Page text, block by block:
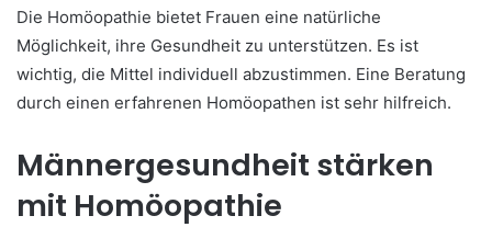
Die Homöopathie bietet Frauen eine natürliche
Möglichkeit, ihre Gesundheit zu unterstützen. Es ist
wichtig, die Mittel individuell abzustimmen. Eine Beratung
durch einen erfahrenen Homöopathen ist sehr hilfreich.
Männergesundheit stärken
mit Homöopathie